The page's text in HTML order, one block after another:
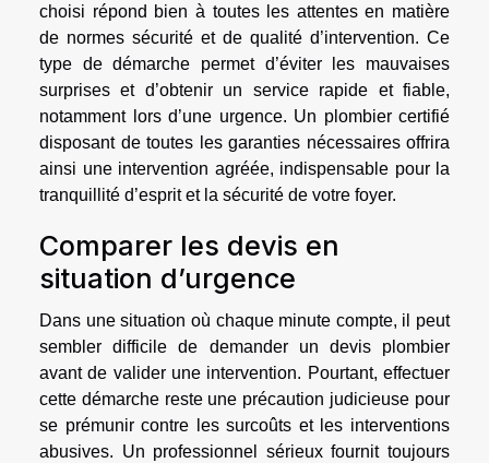
choisi répond bien à toutes les attentes en matière
de normes sécurité et de qualité d’intervention. Ce
type de démarche permet d’éviter les mauvaises
surprises et d’obtenir un service rapide et fiable,
notamment lors d’une urgence. Un plombier certifié
disposant de toutes les garanties nécessaires offrira
ainsi une intervention agréée, indispensable pour la
tranquillité d’esprit et la sécurité de votre foyer.
Comparer les devis en
situation d’urgence
Dans une situation où chaque minute compte, il peut
sembler difficile de demander un devis plombier
avant de valider une intervention. Pourtant, effectuer
cette démarche reste une précaution judicieuse pour
se prémunir contre les surcoûts et les interventions
abusives. Un professionnel sérieux fournit toujours